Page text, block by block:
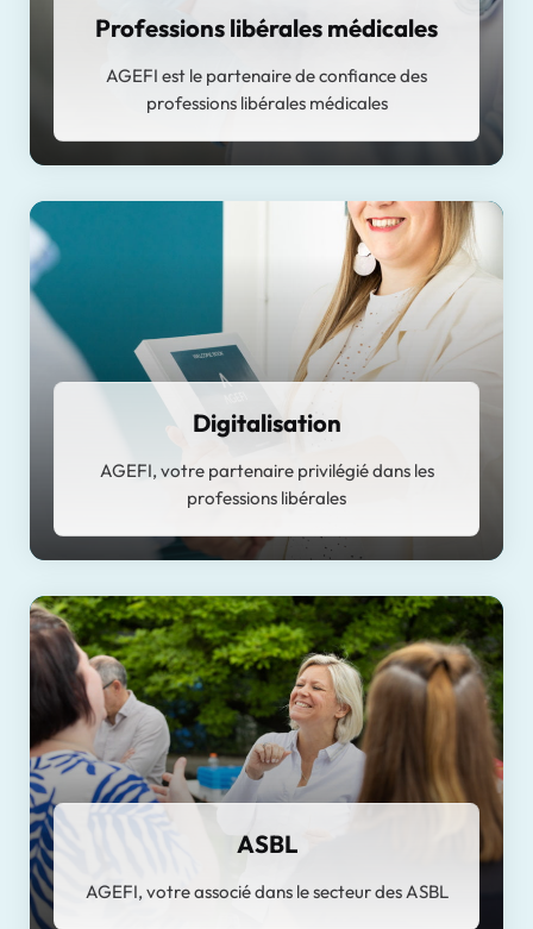
Professions libérales médicales
AGEFI est le partenaire de confiance des
professions libérales médicales
Digitalisation
AGEFI, votre partenaire privilégié dans les
professions libérales
ASBL
AGEFI, votre associé dans le secteur des ASBL